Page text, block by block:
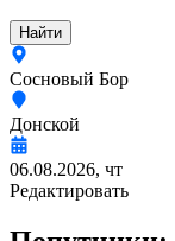
Найти
Сосновый Бор
Донской
06.08.2026, чт
Редактировать